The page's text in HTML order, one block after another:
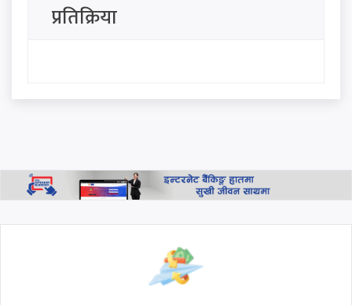
विचारविनाको पार्टी दिशाहीन
सीईओ पक्राउ नगर्न सर्वोच्चको
थप हेर्नुहोस
प्रतिक्रिया